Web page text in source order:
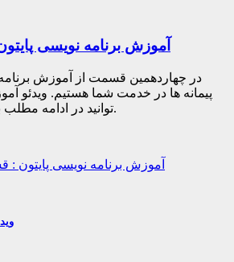
آموزش برنامه نویسی
در چهاردهمین قسمت از آموزش
پیمانه ها در خدمت شما هستیم. ویدئو
توانید در ادامه مطلب به رایگان دریافت نمایید.